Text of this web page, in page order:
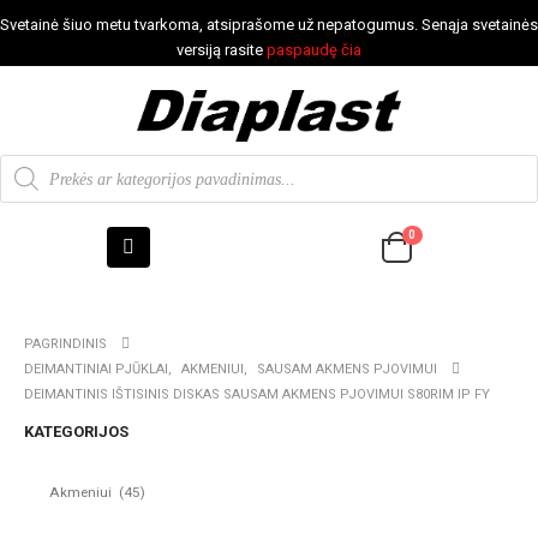
Svetainė šiuo metu tvarkoma, atsiprašome už nepatogumus. Senąja svetainės
versiją rasite paspaudę čia
0
PAGRINDINIS
DEIMANTINIAI PJŪKLAI , AKMENIUI ,
SAUSAM AKMENS PJOVIMUI
DEIMANTINIS IŠTISINIS DISKAS SAUSAM AKMENS PJOVIMUI S80RIM IP FY
KATEGORIJOS